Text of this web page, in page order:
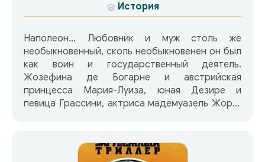
История
Наполеон… Любовник и муж столь же
необыкновенный, сколь необыкновенен он был
как воин и государственный деятель.
Жозефина де Богарне и австрийская
принцесса Мария-Луиза, юная Дезире и
певица Грассини, актриса мадемуазель Жорж,
к ногам великого французского императора.